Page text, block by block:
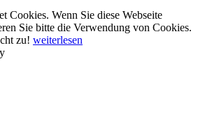
Cookies. Wenn Sie diese Webseite
Sie bitte die Verwendung von Cookies.
zu! weiterlesen